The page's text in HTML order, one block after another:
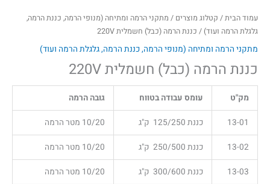
עמוד הבית/ קטלוג מוצרים / מתקני הרמה ומתיחה (מנופי הרמה, כננת הרמה,
גלגלת הרמה ועוד)/ כננת הרמה (כבל) חשמלית 220V
מתקני הרמה ומתיחה (מנופי הרמה, כננת הרמה, גלגלת הרמה ועוד)
כננת הרמה (כבל) חשמלית 220V
מק"ט עומס עבודה בטווח גובה הרמה
13-01 כננת 125/250 ק"ג 10/20 מטר הרמה
13-02 כננת 250/500 ק"ג 10/20 מטר הרמה
13-03 כננת 300/600 ק"ג 10/20 מטר הרמה